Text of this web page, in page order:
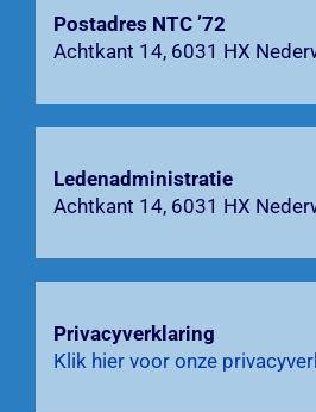
Zoeken
Postadres NTC ’72
Achtkant 14, 6031 HX
Ledenadministratie
Achtkant 14, 6031 HX
Privacyverklaring
Klik hier voor onze